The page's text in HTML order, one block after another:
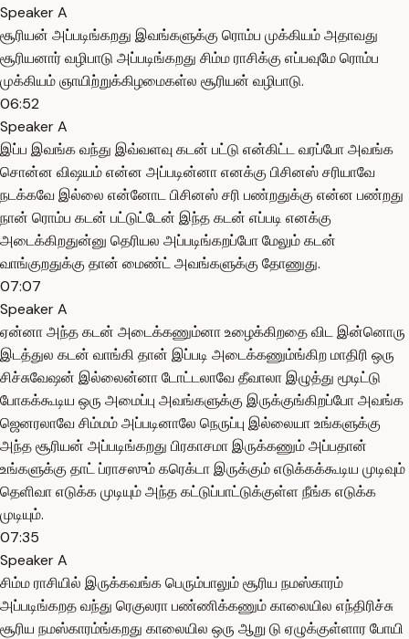
Speaker A
சூரியன் அப்படிங்கறது இவங்களுக்கு ரொம்ப முக்கியம் அதாவது
சூரியனார் வழிபாடு அப்படிங்கறது சிம்ம ராசிக்கு எப்பவுமே ரொம்ப
முக்கியம் ஞாயிற்றுக்கிழமைகள்ல சூரியன் வழிபாடு.
06:52
Speaker A
இப்ப இவங்க வந்து இவ்வளவு கடன் பட்டு என்கிட்ட வரப்போ அவங்க
சொன்ன விஷயம் என்ன அப்படின்னா எனக்கு பிசினஸ் சரியாவே
நடக்கவே இல்லை என்னோட பிசினஸ் சரி பண்றதுக்கு என்ன பண்றது
நான் ரொம்ப கடன் பட்டுட்டேன் இந்த கடன் எப்படி எனக்கு
அடைக்கிறதுன்னு தெரியல அப்படிங்கறப்போ மேலும் கடன்
வாங்குறதுக்கு தான் மைண்ட் அவங்களுக்கு தோணுது.
07:07
Speaker A
ஏன்னா அந்த கடன் அடைக்கணும்னா உழைக்கிறதை விட இன்னொரு
இடத்துல கடன் வாங்கி தான் இப்படி அடைக்கணும்ங்கிற மாதிரி ஒரு
சிச்சுவேஷன் இல்லைன்னா டோட்டலாவே தீவாலா இழுத்து மூடிட்டு
போகக்கூடிய ஒரு அமைப்பு அவங்களுக்கு இருக்குங்கிறப்போ அவங்க
ஜெனரலாவே சிம்மம் அப்படினாலே நெருப்பு இல்லையா உங்களுக்கு
அந்த சூரியன் அப்படிங்கறது பிரகாசமா இருக்கணும் அப்பதான்
உங்களுக்கு தாட் ப்ராசஸும் கரெக்டா இருக்கும் எடுக்கக்கூடிய முடிவும்
தெளிவா எடுக்க முடியும் அந்த கட்டுப்பாட்டுக்குள்ள நீங்க எடுக்க
முடியும்.
07:35
Speaker A
சிம்ம ராசியில் இருக்கவங்க பெரும்பாலும் சூரிய நமஸ்காரம்
அப்படிங்கறத வந்து ரெகுலரா பண்ணிக்கணும் காலையில எந்திரிச்சு
சூரிய நமஸ்காரம்ங்கறது காலையில ஒரு ஆறு டு ஏழுக்குள்ளார போயி